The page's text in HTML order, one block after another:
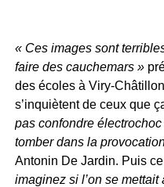
« Ces images sont
faire des cauchemars »
des écoles à Viry-
s’inquiètent de ceux que
pas confondre
tomber dans la
Antonin De Jardin. Puis
imaginez si l’on se